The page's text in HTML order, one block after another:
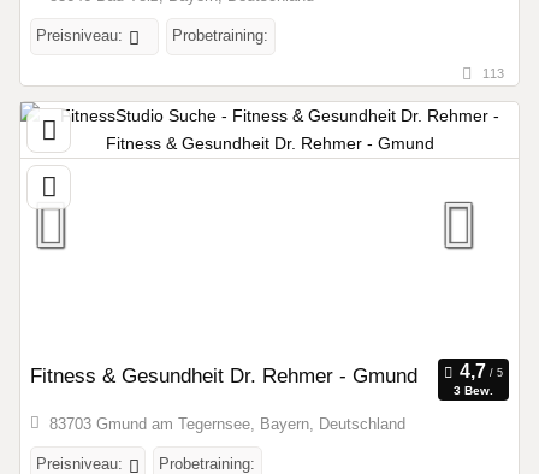
Preisniveau: Probetraining:
113
Fitness & Gesundheit Dr. Rehmer - Gmund
3 Bew.
83703 Gmund am Tegernsee, Bayern, Deutschland
Preisniveau: Probetraining: